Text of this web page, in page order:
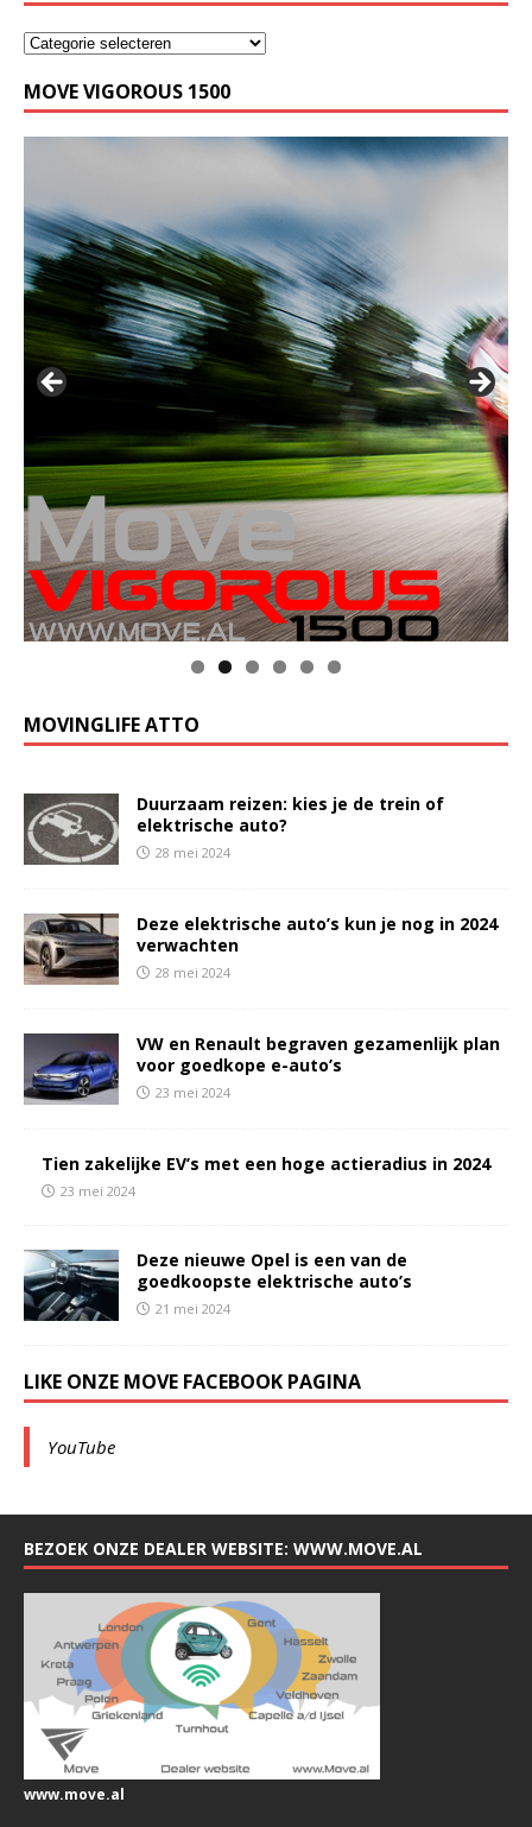
MOVE VIGOROUS 1500
MOVINGLIFE ATTO
Duurzaam reizen: kies je de trein of
elektrische auto?
28 mei 2024
Deze elektrische auto’s kun je nog in 2024
verwachten
28 mei 2024
VW en Renault begraven gezamenlijk plan
voor goedkope e-auto’s
23 mei 2024
Tien zakelijke EV’s met een hoge actieradius in 2024
23 mei 2024
Deze nieuwe Opel is een van de
goedkoopste elektrische auto’s
21 mei 2024
LIKE ONZE MOVE FACEBOOK PAGINA
YouTube
BEZOEK ONZE DEALER WEBSITE: WWW.MOVE.AL
www.move.al